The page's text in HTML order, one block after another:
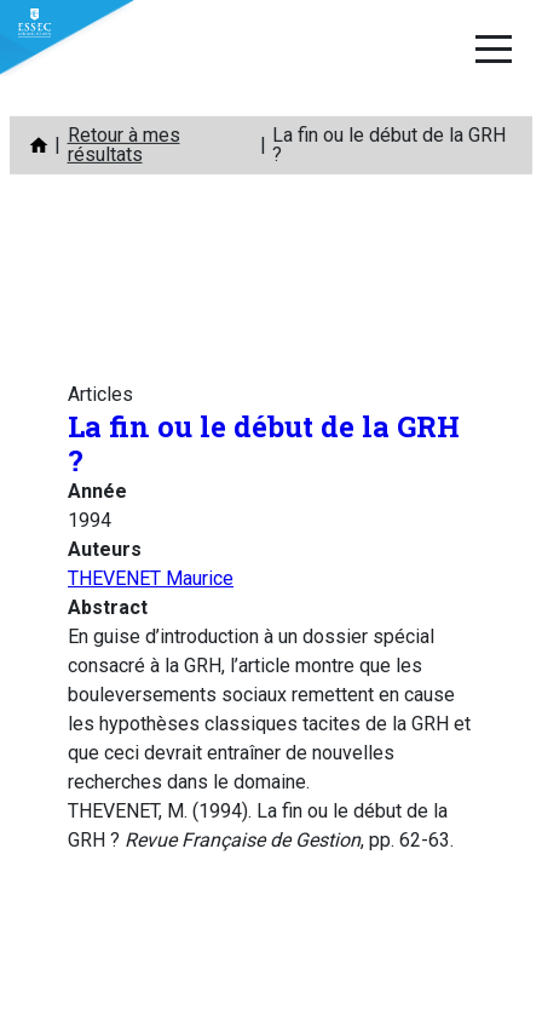
Aller
contenu
Retour à mes
résultats
La fin ou le début de la GRH
?
Articles
La fin ou le début de la GRH
?
Année
1994
Auteurs
THEVENET Maurice
Abstract
En guise d’introduction à un dossier spécial
consacré à la GRH, l’article montre que les
bouleversements sociaux remettent en cause
les hypothèses classiques tacites de la GRH et
que ceci devrait entraîner de nouvelles
recherches dans le domaine.
THEVENET, M. (1994). La fin ou le début de la
GRH ? Revue Française de Gestion, pp. 62-63.